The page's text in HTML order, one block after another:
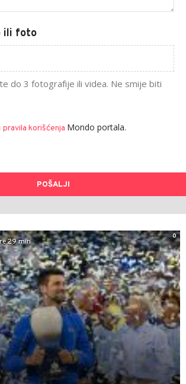
ili foto
do 3 fotografije ili videa. Ne smije biti
pravila korišćenja Mondo portala.
POŠALJI
0
29 min